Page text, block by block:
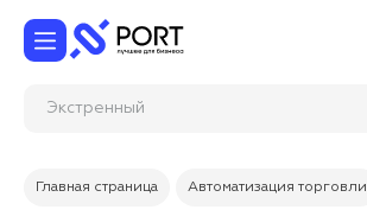
Экстренный выезд инж
Главная страница Автоматизация торговли